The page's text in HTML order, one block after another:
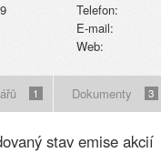
Telefon:
E-mail:
Web:
1 Dokumenty 3
stav emise akcií